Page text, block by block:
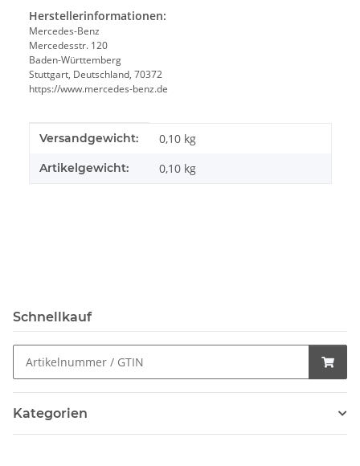
Herstellerinformationen:
Mercedes-Benz
Mercedesstr. 120
Baden-Württemberg
Stuttgart, Deutschland, 70372
https://www.mercedes-benz.de
Produkteigenschaft
Wert
Versandgewicht: 0,10 kg
Artikelgewicht: 0,10 kg
Schnellkauf
Kategorien